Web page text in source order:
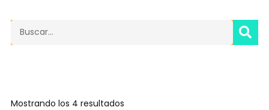
Search
Mostrando los 4 resultados